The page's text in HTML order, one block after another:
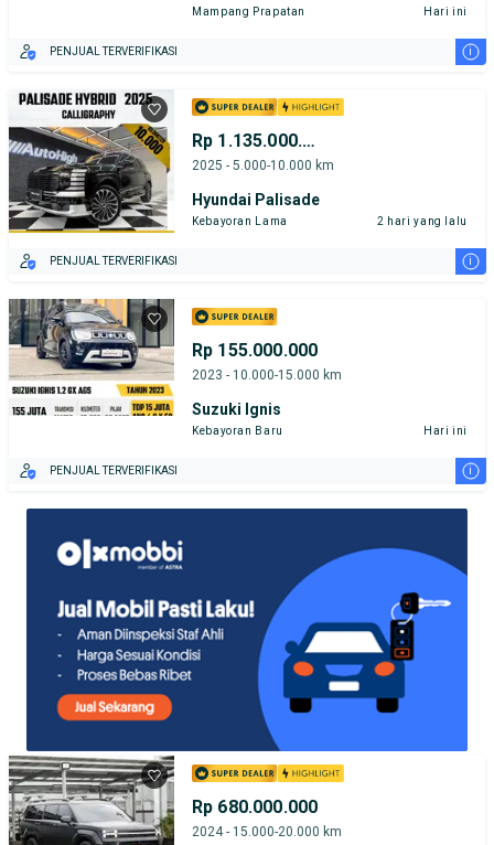
Mampang Prapatan Hari ini
PENJUAL TERVERIFIKASI i
Rp 1.135.000.000
2025 - 5.000-10.000 km
Hyundai Palisade
Kebayoran Lama 2 hari yang lalu
PENJUAL TERVERIFIKASI i
Rp 155.000.000
2023 - 10.000-15.000 km
Suzuki Ignis
Kebayoran Baru Hari ini
PENJUAL TERVERIFIKASI i
Rp 680.000.000
2024 - 15.000-20.000 km